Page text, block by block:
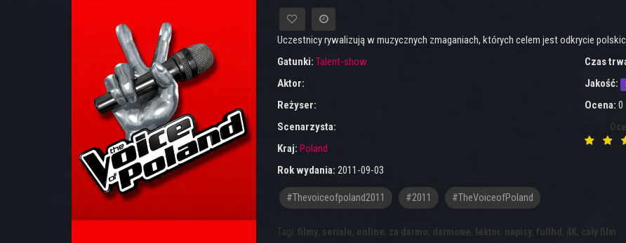
Uczestnicy rywalizują w muzycznych zmaganiach, których celem jest odkrycie
Gatunki: Talent-show
Aktor:
Reżyser:
Scenarzysta:
Kraj: Poland
Rok wydania: 2011-09-03
Czas
Jakość:
Ocena: 0
#thevoiceofpoland2011 #2011 #TheVoiceofPoland
Tagi: filmy, seriale, online, za darmo, darmowe, lektor, napisy, fullhd , 4K, cały film